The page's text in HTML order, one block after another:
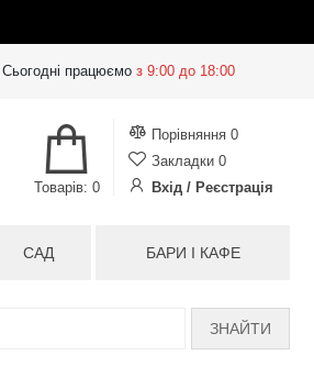
Сьогодні працюємо з 9:00 до 18:00
Порівняння 0
Закладки 0
Вхід / Реєстрація
Товарів: 0
САД БАРИ І КАФЕ
ЗНАЙТИ